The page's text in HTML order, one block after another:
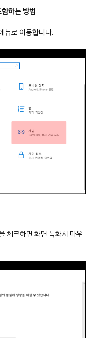
하는 방법
뉴로 이동합니다.
체크하면 화면 녹화시 마우